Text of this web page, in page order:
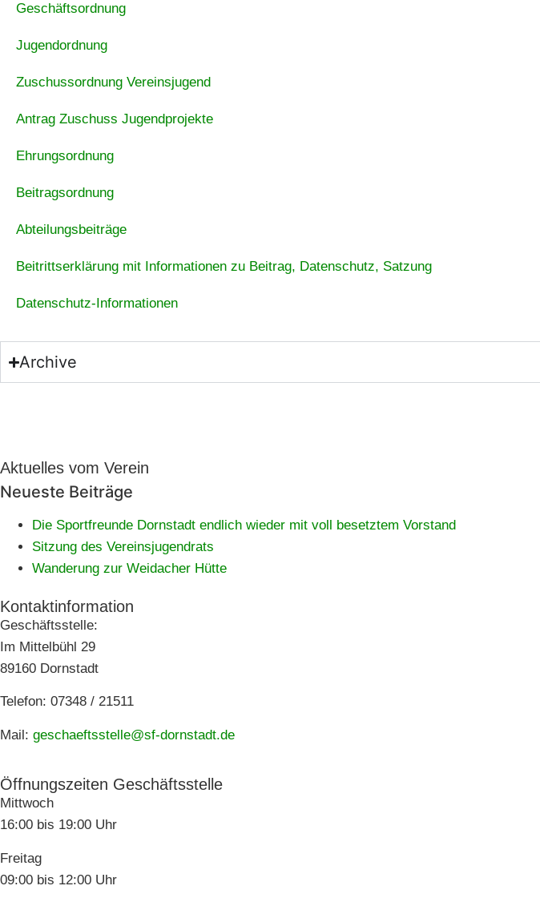
Geschäftsordnung
Jugendordnung
Zuschussordnung Vereinsjugend
Antrag Zuschuss Jugendprojekte
Ehrungsordnung
Beitragsordnung
Abteilungsbeiträge
Beitrittserklärung mit Informationen zu Beitrag, Datenschutz, Satzung
Datenschutz-Informationen
Archive
Aktuelles vom Verein
Neueste Beiträge
Die Sportfreunde Dornstadt endlich wieder mit voll besetztem Vorstand
Sitzung des Vereinsjugendrats
Wanderung zur Weidacher Hütte
Kontaktinformation
Geschäftsstelle:
Im Mittelbühl 29
89160 Dornstadt
Telefon: 07348 / 21511
Mail: geschaeftsstelle@sf-dornstadt.de
Öffnungszeiten Geschäftsstelle
Mittwoch
16:00 bis 19:00 Uhr
Freitag
09:00 bis 12:00 Uhr